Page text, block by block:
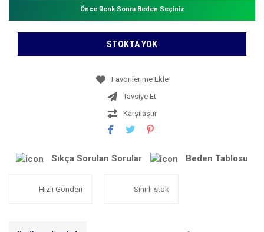
Önce Renk Sonra Beden Seçiniz
STOKTA YOK
Tavsiye Et
Karşılaştır
Sıkça Sorulan Sorular Beden Tablosu
Hızlı Gönderi Sınırlı stok